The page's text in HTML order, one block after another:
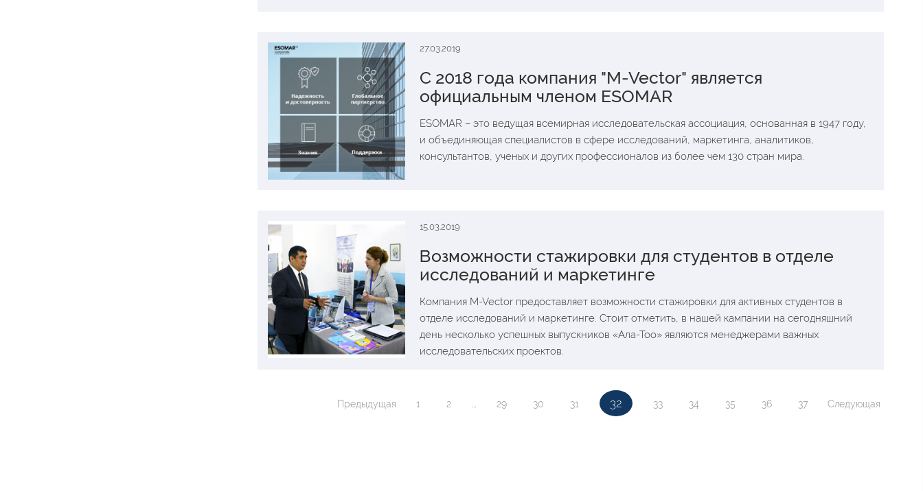
27.03.2019
С 2018 года компания "M-Vector" является
официальным членом ESOMAR
ESOMAR – это ведущая всемирная исследовательская ассоциация, основанная в 1947 году,
и объединяющая специалистов в сфере исследований, маркетинга, аналитиков,
консультантов, ученых и других профессионалов из более чем 130 стран мира.
15.03.2019
Возможности стажировки для студентов в отделе
исследований и маркетинге
Компания M-Vector предоставляет возможности стажировки для активных студентов в
отделе исследований и маркетинге. Стоит отметить, в нашей кампании на сегодняшний
день несколько успешных выпускников «Ала-Тоо» являются менеджерами важных
исследовательских проектов.
Предыдущая 1 2 29 30 31 32 33 34 35 36 37 Следующая